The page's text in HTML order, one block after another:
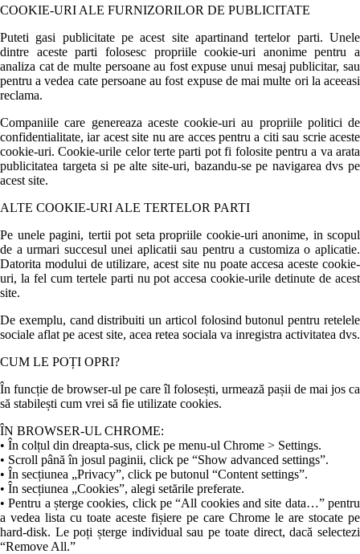
COOKIE-URI ALE FURNIZORILOR DE PUBLICITATE
Puteti gasi publicitate pe acest site apartinand tertelor parti. Unele
dintre aceste parti folosesc propriile cookie-uri anonime pentru a
analiza cat de multe persoane au fost expuse unui mesaj publicitar, sau
pentru a vedea cate persoane au fost expuse de mai multe ori la aceeasi
reclama.
Companiile care genereaza aceste cookie-uri au propriile politici de
confidentialitate, iar acest site nu are acces pentru a citi sau scrie aceste
cookie-uri. Cookie-urile celor terte parti pot fi folosite pentru a va arata
publicitatea targeta si pe alte site-uri, bazandu-se pe navigarea dvs pe
acest site.
ALTE COOKIE-URI ALE TERTELOR PARTI
Pe unele pagini, tertii pot seta propriile cookie-uri anonime, in scopul
de a urmari succesul unei aplicatii sau pentru a customiza o aplicatie.
Datorita modului de utilizare, acest site nu poate accesa aceste cookie-
uri, la fel cum tertele parti nu pot accesa cookie-urile detinute de acest
site.
De exemplu, cand distribuiti un articol folosind butonul pentru retelele
sociale aflat pe acest site, acea retea sociala va inregistra activitatea dvs.
CUM LE POȚI OPRI?
În funcție de browser-ul pe care îl folosești, urmează pașii de mai jos ca
să stabilești cum vrei să fie utilizate cookies.
ÎN BROWSER-UL CHROME:
• În colțul din dreapta-sus, click pe menu-ul Chrome > Settings.
• Scroll până în josul paginii, click pe “Show advanced settings”.
• În secțiunea „Privacy”, click pe butonul “Content settings”.
• În secțiunea „Cookies”, alegi setările preferate.
• Pentru a șterge cookies, click pe “All cookies and site data…” pentru
a vedea lista cu toate aceste fișiere pe care Chrome le are stocate pe
hard-disk. Le poți șterge individual sau pe toate direct, dacă selectezi
“Remove All.”